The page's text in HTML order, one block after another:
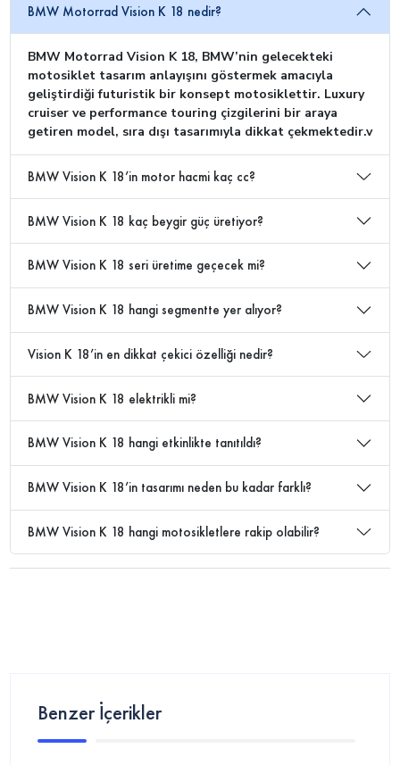
BMW Motorrad Vision K 18 nedir?
BMW Motorrad Vision K 18, BMW’nin gelecekteki
motosiklet tasarım anlayışını göstermek amacıyla
geliştirdiği futuristik bir konsept motosiklettir. Luxury
cruiser ve performance touring çizgilerini bir araya
getiren model, sıra dışı tasarımıyla dikkat çekmektedir.v
BMW Vision K 18’in motor hacmi kaç cc?
BMW Vision K 18 kaç beygir güç üretiyor?
BMW Vision K 18 seri üretime geçecek mi?
BMW Vision K 18 hangi segmentte yer alıyor?
Vision K 18’in en dikkat çekici özelliği nedir?
BMW Vision K 18 elektrikli mi?
BMW Vision K 18 hangi etkinlikte tanıtıldı?
BMW Vision K 18’in tasarımı neden bu kadar farklı?
BMW Vision K 18 hangi motosikletlere rakip olabilir?
Benzer İçerikler